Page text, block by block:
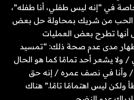
في “إنه ليس طفلي، أنا طفله”،
الحب من شريك بمحاولة حل بعض
أنها تطرح بعض العمليات
مدى عدم صحة ذلك: “تمسيد
ولا يشعر أحد تمامًا كما هو الحال
/ وأنا في نصف عمره / إنه حق
ولكن ليس اهتمامًا تامًا.” هناك